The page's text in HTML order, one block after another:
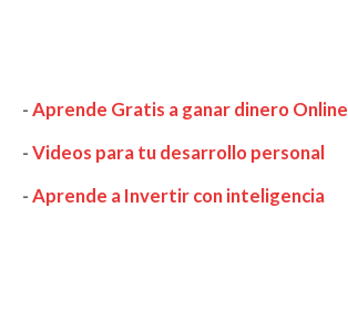
-Aprende Gratis a ganar dinero Online
-Videos para tu desarrollo personal
-Aprende a Invertir con inteligencia